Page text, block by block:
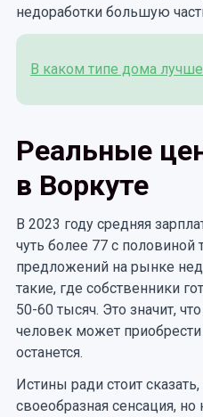
недоработки большую
В каком типе дома лучше
Реальные
в Воркуте
В 2023 году средняя
чуть более 77 с половиной
предложений на рынке
такие, где собственники
50-60 тысяч. Это значит,
человек может
останется.
Истины ради стоит
своеобразная сенсация,